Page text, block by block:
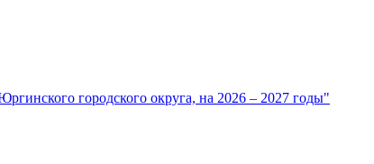
городского округа, на 2026 – 2027 годы"